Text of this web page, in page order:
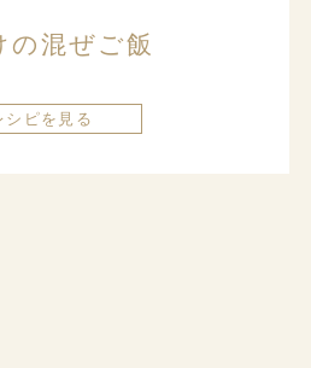
の混ぜご飯
シピを見る